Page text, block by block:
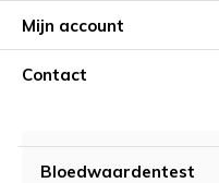
Mijn account
Contact
Bloedwaardentest